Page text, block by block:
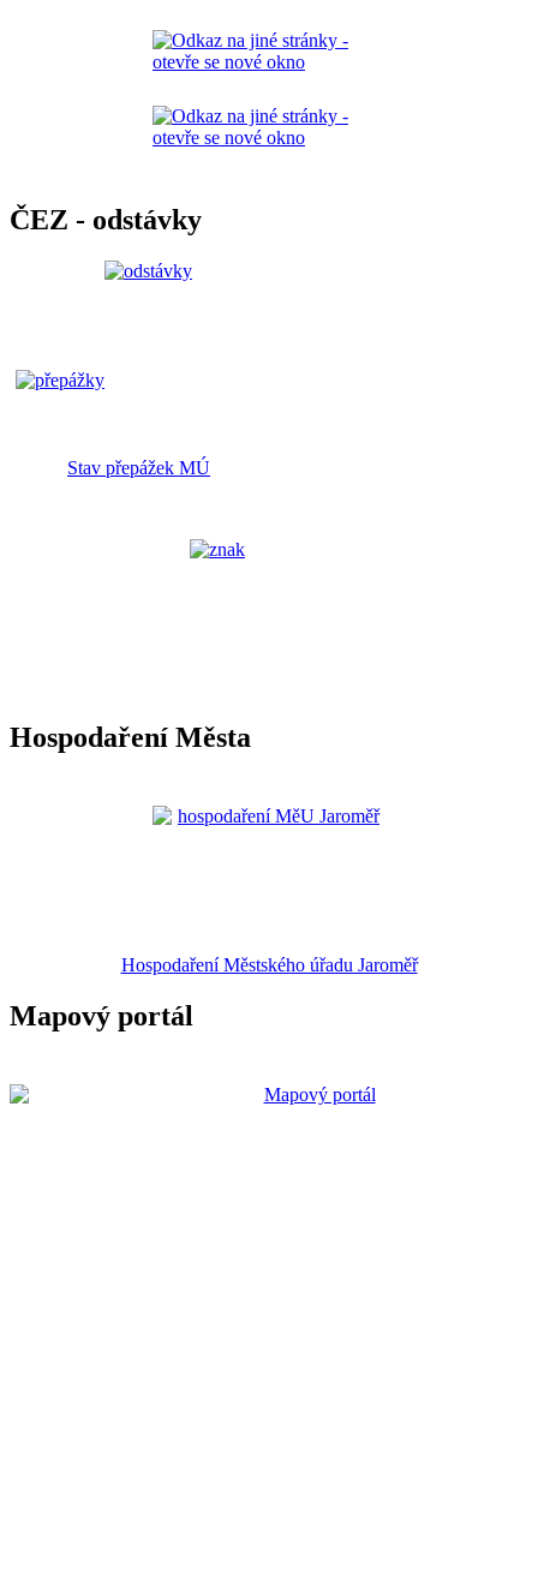
ČEZ - odstávky
Stav přepážek MÚ
Hospodaření Města
Hospodaření Městského úřadu Jaroměř
Mapový portál